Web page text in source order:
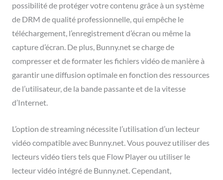
possibilité de protéger votre contenu grâce à un système
de DRM de qualité professionnelle, qui empêche le
téléchargement, l’enregistrement d’écran ou même la
capture d’écran. De plus, Bunny.net se charge de
compresser et de formater les fichiers vidéo de manière à
garantir une diffusion optimale en fonction des ressources
de l’utilisateur, de la bande passante et de la vitesse
d’Internet.
L’option de streaming nécessite l’utilisation d’un lecteur
vidéo compatible avec Bunny.net. Vous pouvez utiliser des
lecteurs vidéo tiers tels que Flow Player ou utiliser le
lecteur vidéo intégré de Bunny.net. Cependant,